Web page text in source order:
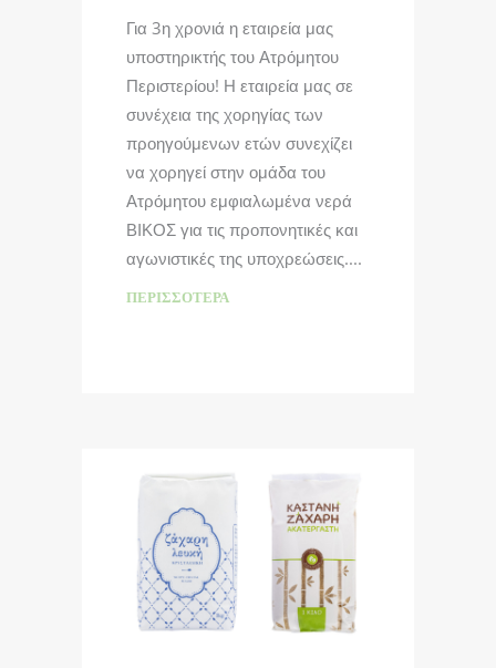
Για 3η χρονιά η εταιρεία μας
υποστηρικτής του Ατρόμητου
Περιστερίου! Η εταιρεία μας σε
συνέχεια της χορηγίας των
προηγούμενων ετών συνεχίζει
να χορηγεί στην ομάδα του
Ατρόμητου εμφιαλωμένα νερά
ΒΙΚΟΣ για τις προπονητικές και
αγωνιστικές της υποχρεώσεις.
ΠΕΡΙΣΣΌΤΕΡΑ